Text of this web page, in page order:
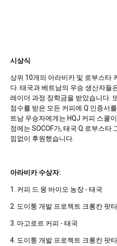
시상식
상위 10개의 아라비카 및 로부스타
다. 태국과 베트남의 우승 생산자들
레이더 과정 장학금을 받았습니다.
점수를 받은 모든 커피에 Q 인증서
트남 우승자에게는 HQJ 커피 스쿨
정에는 SOCOF가, 태국 Q 로부스타
낌없이 후원했습니다.
아라비카 수상자:
1. 커피 드 몽 바이오 농장 - 태국
2. 도이퉁 개발 프로젝트 크롱칸 팟
3. 마고로르 커피 - 태국
4. 도이퉁 개발 프로젝트 크롱칸 팟